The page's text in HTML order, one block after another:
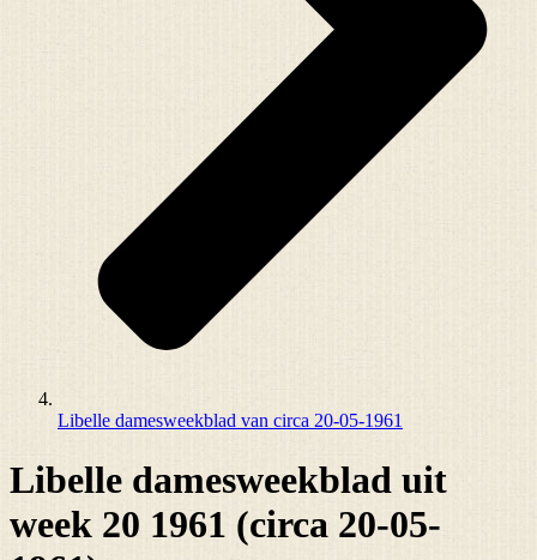
Libelle damesweekblad van circa 20-05-1961
Libelle damesweekblad uit
week 20 1961 (circa 20-05-